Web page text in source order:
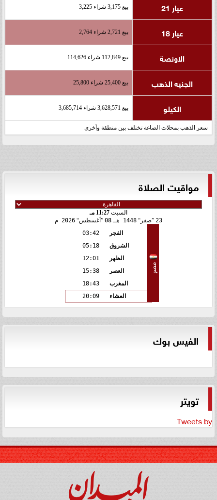
عيار 21 بيع 3,175 شراء 3,225
عيار 18 بيع 2,721 شراء 2,764
الاونصة بيع 112,849 شراء 114,626
الجنيه الذهب بيع 25,400 شراء 25,800
الكيلو بيع 3,628,571 شراء 3,685,714
سعر الذهب بمحلات الصاغة تختلف بين منطقة وأخرى
مواقيت الصلاة
السبت 11:27 مـ
23 صفر 1448 هـ 08 أغسطس 2026 م
مصر
الفجر
03:42
الشروق
05:18
الظهر
12:01
العصر
15:38
المغرب
18:43
العشاء
20:09
الفيس بوك
تويتر
Tweets by